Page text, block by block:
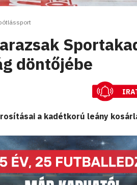
döntőjébe
a kadétkorú leány